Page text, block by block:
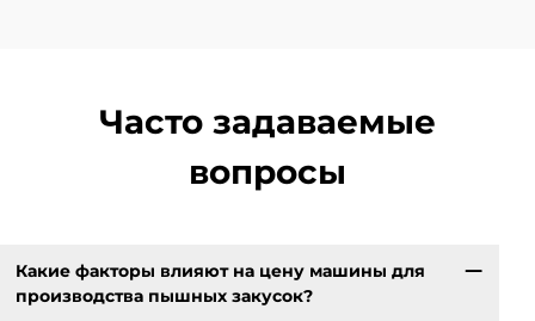
Часто задаваемые
вопросы
Какие факторы влияют на цену машины для
производства пышных закусок?